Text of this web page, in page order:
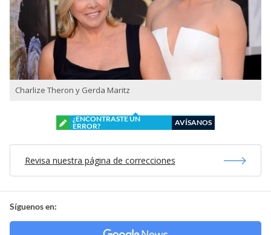
Charlize Theron y Gerda Maritz
¿ENCONTRASTE UN
ERROR?
AVÍSANOS
Revisa nuestra página de correcciones
Síguenos en: